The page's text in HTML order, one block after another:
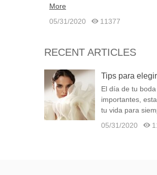
More
05/31/2020
11377
RECENT ARTICLES
Tips para
El día de tu
importantes,
tu vida para
05/31/2020